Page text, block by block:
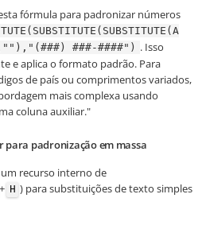
fórmula para padronizar números
###-####") . Isso
e aplica o formato padrão. Para
de país ou comprimentos variados,
mais complexa usando
coluna auxiliar."
para padronização em massa
recurso interno de
+ H ) para substituições de texto simples